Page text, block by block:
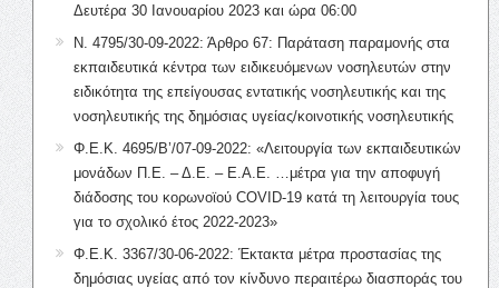
Δευτέρα 30 Ιανουαρίου 2023 και ώρα 06:00
Ν. 4795/30-09-2022: Άρθρο 67: Παράταση παραμονής στα
εκπαιδευτικά κέντρα των ειδικευόμενων νοσηλευτών στην
ειδικότητα της επείγουσας εντατικής νοσηλευτικής και της
νοσηλευτικής της δημόσιας υγείας/κοινοτικής νοσηλευτικής
Φ.Ε.Κ. 4695/Β’/07-09-2022: «Λειτουργία των εκπαιδευτικών
μονάδων Π.Ε. – Δ.Ε. – Ε.Α.Ε. …μέτρα για την αποφυγή
διάδοσης του κορωνοϊού COVID-19 κατά τη λειτουργία τους
για το σχολικό έτος 2022-2023»
Φ.Ε.Κ. 3367/30-06-2022: Έκτακτα μέτρα προστασίας της
δημόσιας υγείας από τον κίνδυνο περαιτέρω διασποράς του